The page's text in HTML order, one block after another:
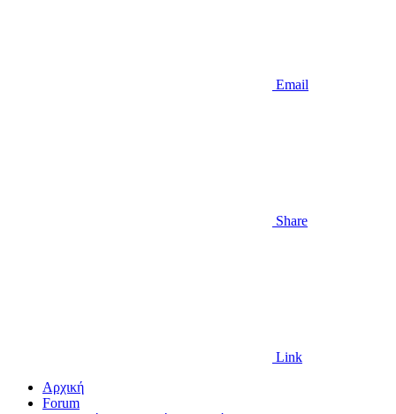
Email
Share
Link
Αρχική
Forum